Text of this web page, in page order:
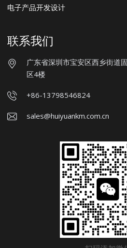
电子产品开发设计
联系我们
广东省深圳市宝安区西乡街道
区4楼
+86-13798546824
sales@huiyuankm.com.cn